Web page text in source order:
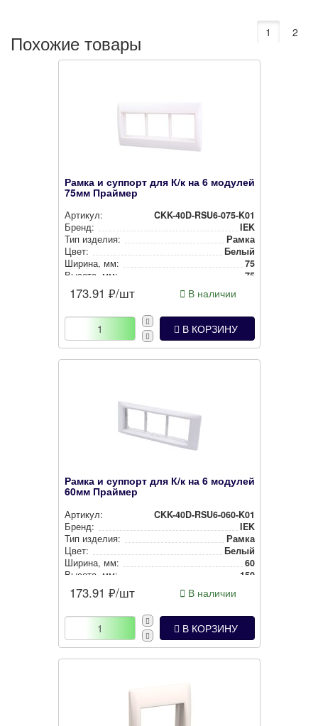
Похожие товары 1 2
Рамка и суппорт для К/к на 6 модулей
75мм Праймер
Артикул:
CKK-40D-RSU6-075-K01
Бренд:
IEK
Тип изделия:
Рамка
Цвет:
Белый
Ширина, мм:
75
Высота, мм:
75
173.91 ₽/шт В наличии
В КОРЗИНУ
Рамка и суппорт для К/к на 6 модулей
60мм Праймер
Артикул:
CKK-40D-RSU6-060-K01
Бренд:
IEK
Тип изделия:
Рамка
Цвет:
Белый
Ширина, мм:
60
Высота, мм:
150
173.91 ₽/шт В наличии
В КОРЗИНУ